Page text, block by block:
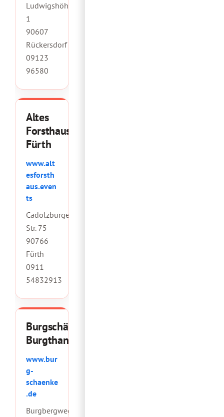
Ludwigshöhe
1
90607
Rückersdorf
09123
96580
Altes
Forsthaus
Fürth
www.alt
esforsth
aus.even
ts
Cadolzburger
Str. 75
90766
Fürth
0911
54832913
Burgschänke
Burgthann
www.bur
g-
schaenke
.de
Burgbergweg